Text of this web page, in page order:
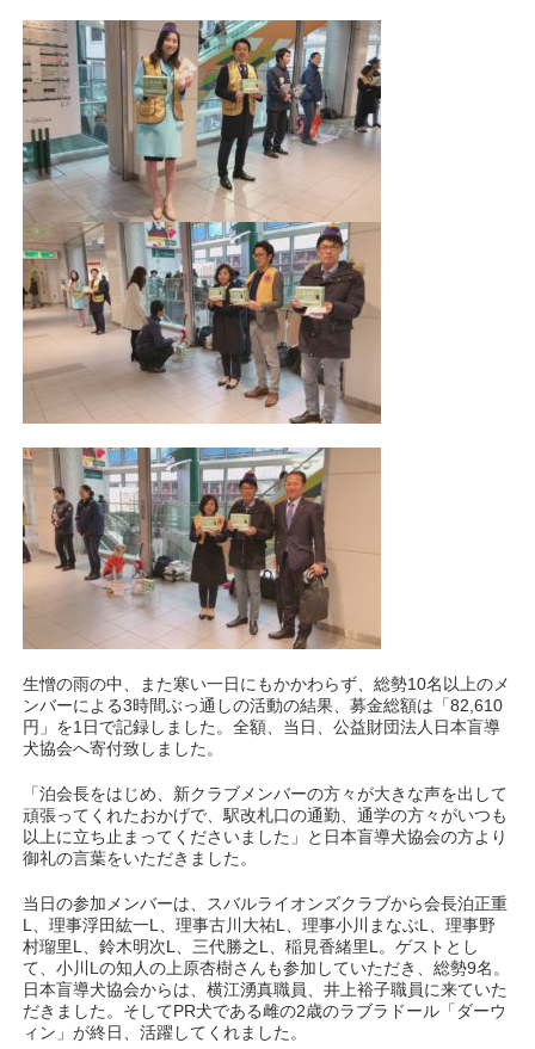
生憎の雨の中、また寒い一日にもかかわらず、総勢10名以上のメ
ンバーによる3時間ぶっ通しの活動の結果、募金総額は「82,610
円」を1日で記録しました。全額、当日、公益財団法人日本盲導
犬協会へ寄付致しました。
「泊会長をはじめ、新クラブメンバーの方々が大きな声を出して
頑張ってくれたおかげで、駅改札口の通勤、通学の方々がいつも
以上に立ち止まってくださいました」と日本盲導犬協会の方より
御礼の言葉をいただきました。
当日の参加メンバーは、スバルライオンズクラブから会長泊正重
L、理事浮田紘一L、理事古川大祐L、理事小川まなぶL、理事野
村瑠里L、鈴木明次L、三代勝之L、稲見香緒里L。ゲストとし
て、小川Lの知人の上原杏樹さんも参加していただき、総勢9名。
日本盲導犬協会からは、横江湧真職員、井上裕子職員に来ていた
だきました。そしてPR犬である雌の2歳のラブラドール「ダーウ
ィン」が終日、活躍してくれました。